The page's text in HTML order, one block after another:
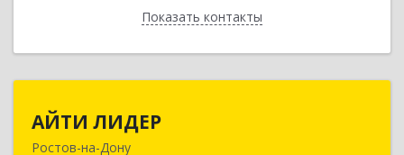
Показать контакты
Назад
АЙТИ ЛИДЕР
Ростов-на-Дону
344065, Ростовская обл, Ростов-на-Дону г,